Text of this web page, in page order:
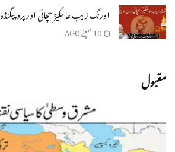
اورنگ زیب عالمگیرؒ سچائی اور پروپیگنڈه
مقبول